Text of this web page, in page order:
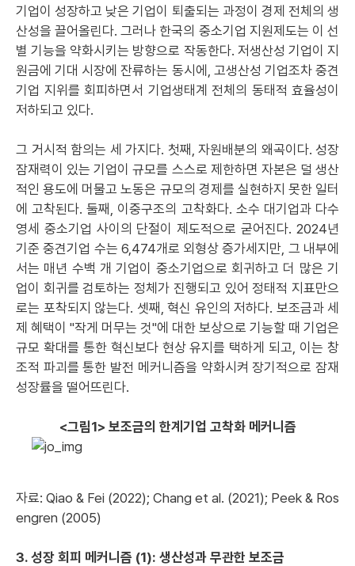
기업이 성장하고 낮은 기업이 퇴출되는 과정이 경제 전체의 생
산성을 끌어올린다. 그러나 한국의 중소기업 지원제도는 이 선
별 기능을 약화시키는 방향으로 작동한다. 저생산성 기업이 지
원금에 기대 시장에 잔류하는 동시에, 고생산성 기업조차 중견
기업 지위를 회피하면서 기업생태계 전체의 동태적 효율성이
저하되고 있다.
그 거시적 함의는 세 가지다. 첫째, 자원배분의 왜곡이다. 성장
잠재력이 있는 기업이 규모를 스스로 제한하면 자본은 덜 생산
적인 용도에 머물고 노동은 규모의 경제를 실현하지 못한 일터
에 고착된다. 둘째, 이중구조의 고착화다. 소수 대기업과 다수
영세 중소기업 사이의 단절이 제도적으로 굳어진다. 2024년
기준 중견기업 수는 6,474개로 외형상 증가세지만, 그 내부에
서는 매년 수백 개 기업이 중소기업으로 회귀하고 더 많은 기
업이 회귀를 검토하는 정체가 진행되고 있어 정태적 지표만으
로는 포착되지 않는다. 셋째, 혁신 유인의 저하다. 보조금과 세
제 혜택이 "작게 머무는 것"에 대한 보상으로 기능할 때 기업은
규모 확대를 통한 혁신보다 현상 유지를 택하게 되고, 이는 창
조적 파괴를 통한 발전 메커니즘을 약화시켜 장기적으로 잠재
성장률을 떨어뜨린다.
<그림1> 보조금의 한계기업 고착화 메커니즘
자료: Qiao & Fei (2022); Chang et al. (2021); Peek & Ros
engren (2005)
3. 성장 회피 메커니즘 (1): 생산성과 무관한 보조금